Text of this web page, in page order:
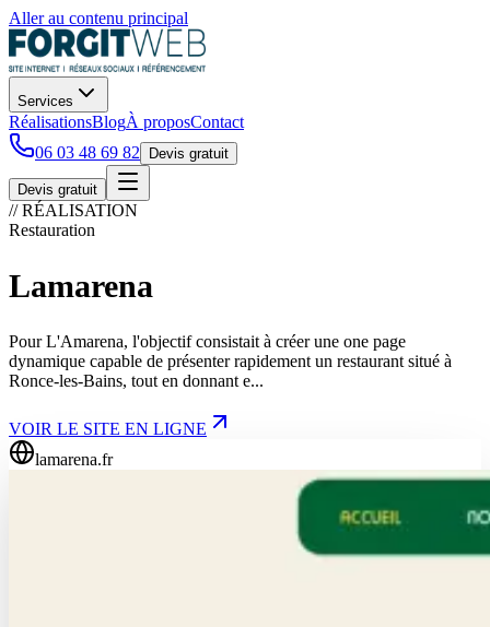
Aller au contenu principal
Services
RéalisationsBlogÀ proposContact
06 03 48 69 82
Devis gratuit
Devis gratuit
// RÉALISATION
Restauration
Lamarena
Pour L'Amarena, l'objectif consistait à créer une one page
dynamique capable de présenter rapidement un restaurant situé à
Ronce-les-Bains, tout en donnant e...
VOIR LE SITE EN LIGNE
lamarena.fr